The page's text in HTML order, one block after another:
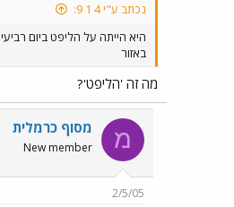
נכתב ע"י 4 1 9:
היא הייתה על הליפט ביום רביעי
באזור
מה זה 'הליפט'?
מ מסוף כרמלית
New member
2/5/05